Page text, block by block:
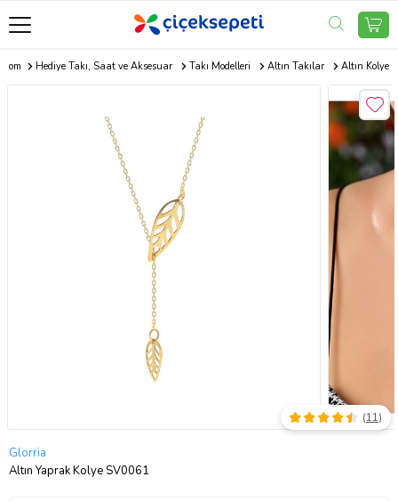
Hediye Takı, Saat ve Aksesuar Takı Modelleri Altın Takılar Altın Kolye
Glorria
Altın Yaprak Kolye SV0061
(11)